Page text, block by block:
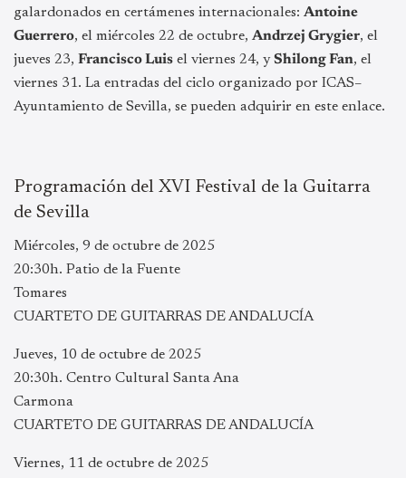
galardonados en certámenes internacionales: Antoine
Guerrero, el miércoles 22 de octubre, Andrzej Grygier, el
jueves 23, Francisco Luis el viernes 24, yShilong Fan, el
viernes 31. La entradas del ciclo organizado por ICAS–
Ayuntamiento de Sevilla, se pueden adquirir en este enlace.
Programación del XVI Festival de la Guitarra
de Sevilla
Miércoles, 9 de octubre de 2025
20:30h. Patio de la Fuente
Tomares
CUARTETO DE GUITARRAS DE ANDALUCÍA
Jueves, 10 de octubre de 2025
20:30h. Centro Cultural Santa Ana
Carmona
CUARTETO DE GUITARRAS DE ANDALUCÍA
Viernes, 11 de octubre de 2025